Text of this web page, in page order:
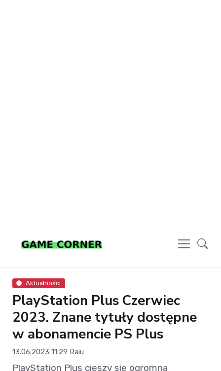
Aktualności
PlayStation Plus Czerwiec
2023. Znane tytuły dostępne
w abonamencie PS Plus
13.06.2023 11:29 Raiu
PlayStation Plus cieszy się ogromną